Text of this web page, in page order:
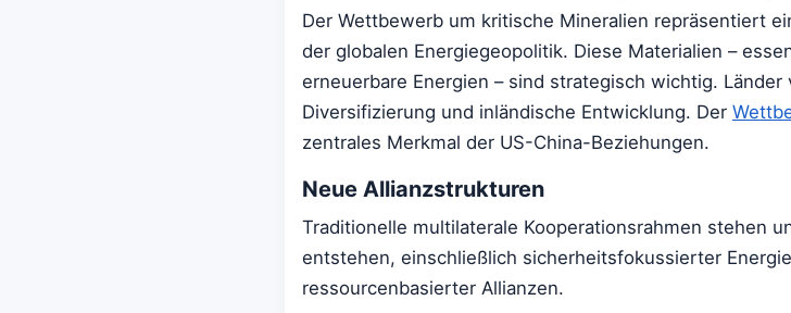
Der Wettbewerb um kritische Mineralien repräsentiert
der globalen Energiegeopolitik. Diese Materialien –
erneuerbare Energien – sind strategisch wichtig.
Diversifizierung und inländische Entwicklung. Der
zentrales Merkmal der US-China-Beziehungen.
Neue Allianzstrukturen
Traditionelle multilaterale Kooperationsrahmen stehen
entstehen, einschließlich sicherheitsfokussierter
ressourcenbasierter Allianzen.